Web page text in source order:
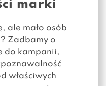
marki
ale mało osób
Zadbamy o
do kampanii,
właściwych